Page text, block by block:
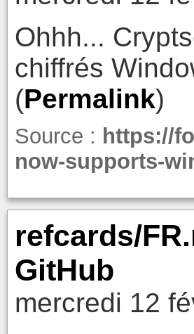
Ohhh...
chiffrés
(Permalink)
Source : https://
now-supports-
refcards/
GitHub
mercredi 12